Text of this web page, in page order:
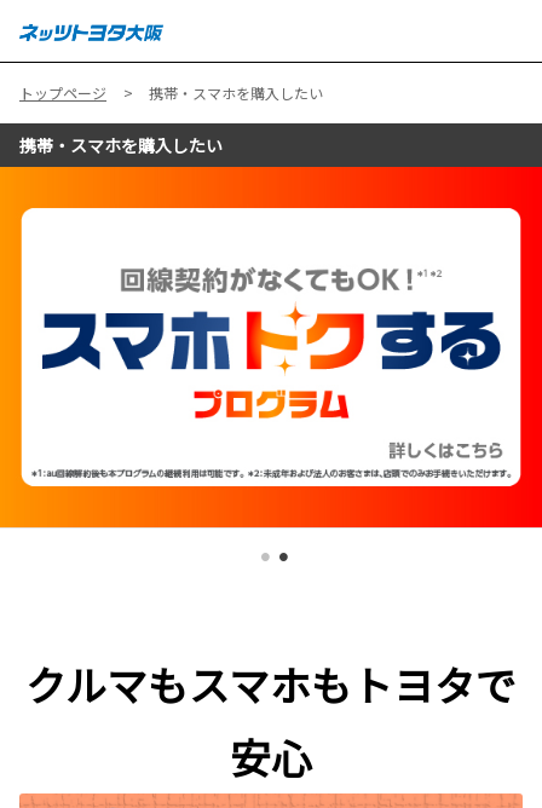
トップページ 携帯・スマホを購入したい
携帯・スマホを購入したい
クルマもスマホもトヨタで
安心